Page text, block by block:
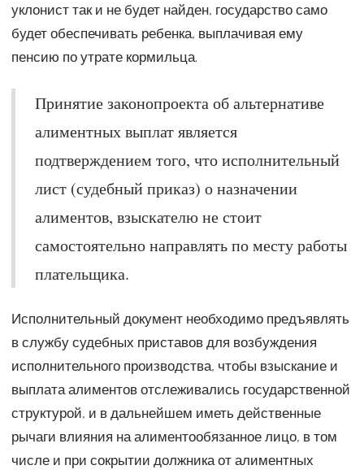
уклонист так и не будет найден, государство само
будет обеспечивать ребенка, выплачивая ему
пенсию по утрате кормильца.
Принятие законопроекта об альтернативе
алиментных выплат является
подтверждением того, что исполнительный
лист (судебный приказ) о назначении
алиментов, взыскателю не стоит
самостоятельно направлять по месту работы
плательщика.
Исполнительный документ необходимо предъявлять
в службу судебных приставов для возбуждения
исполнительного производства, чтобы взыскание и
выплата алиментов отслеживались государственной
структурой, и в дальнейшем иметь действенные
рычаги влияния на алиментообязанное лицо, в том
числе и при сокрытии должника от алиментных